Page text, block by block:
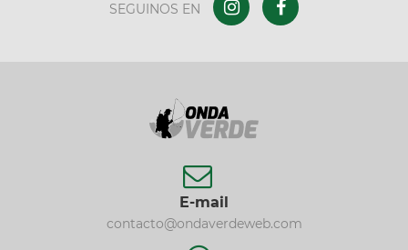
SEGUINOS EN
E-mail
contacto@ondaverdeweb.com